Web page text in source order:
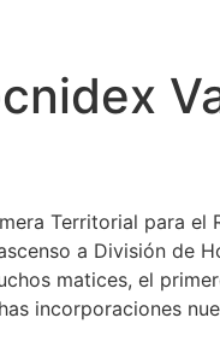
Territorial para
a División de
matices, el
incorporaciones